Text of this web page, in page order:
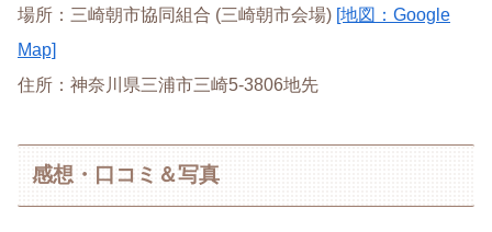
場所：三崎朝市協同組合 (三崎朝市会場) [地図：Google
Map]
住所：神奈川県三浦市三崎5-3806地先
感想・口コミ＆写真